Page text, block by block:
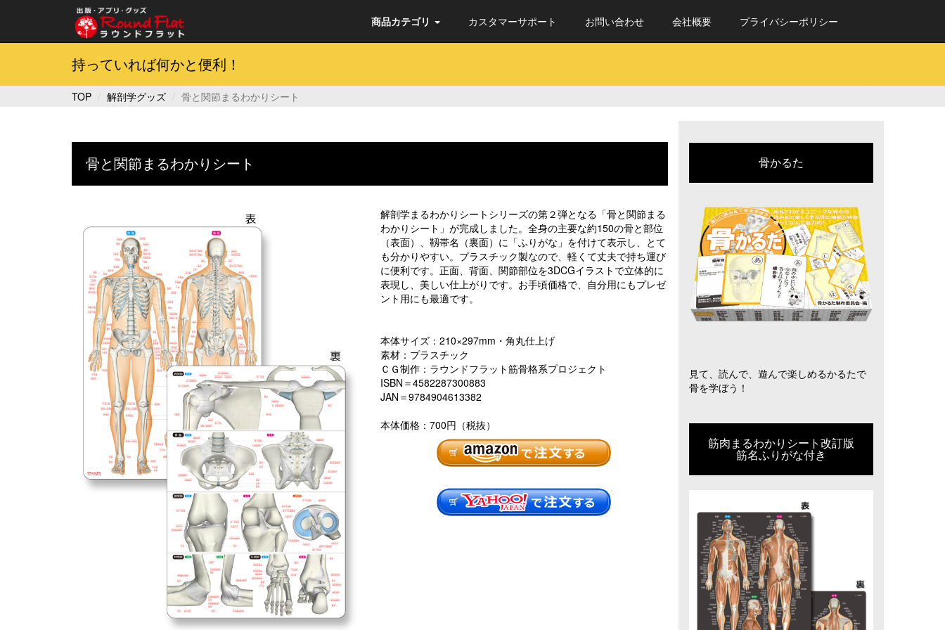
商品カテゴリ カスタマーサポート お問い合わせ 会社概要 プライバシーポリシー
持っていれば何かと便利！
TOP 解剖学グッズ 骨と関節まるわかりシート
骨と関節まるわかりシート
解剖学まるわかりシートシリーズの第２弾となる「骨と関節まる
わかりシート」が完成しました。全身の主要な約150の骨と部位
（表面）、靱帯名（裏面）に「ふりがな」を付けて表示し、とて
も分かりやすい。プラスチック製なので、軽くて丈夫で持ち運び
に便利です。正面、背面、関節部位を3DCGイラストで立体的に
表現し、美しい仕上がりです。お手頃価格で、自分用にもプレゼ
ント用にも最適です。
本体サイズ：210×297mm・角丸仕上げ
素材：プラスチック
ＣＧ制作：ラウンドフラット筋骨格系プロジェクト
ISBN＝4582287300883
JAN＝9784904613382
本体価格：700円（税抜）
骨かるた
見て、読んで、遊んで楽しめるかるたで
骨を学ぼう！
筋肉まるわかりシート改訂版
筋名ふりがな付き